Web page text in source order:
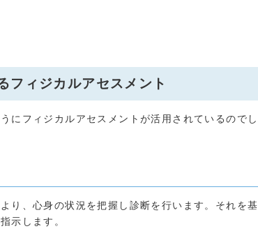
フィジカルアセスメント
にフィジカルアセスメントが活用されているのでし
り、心身の状況を把握し診断を行います。それを基
示します。